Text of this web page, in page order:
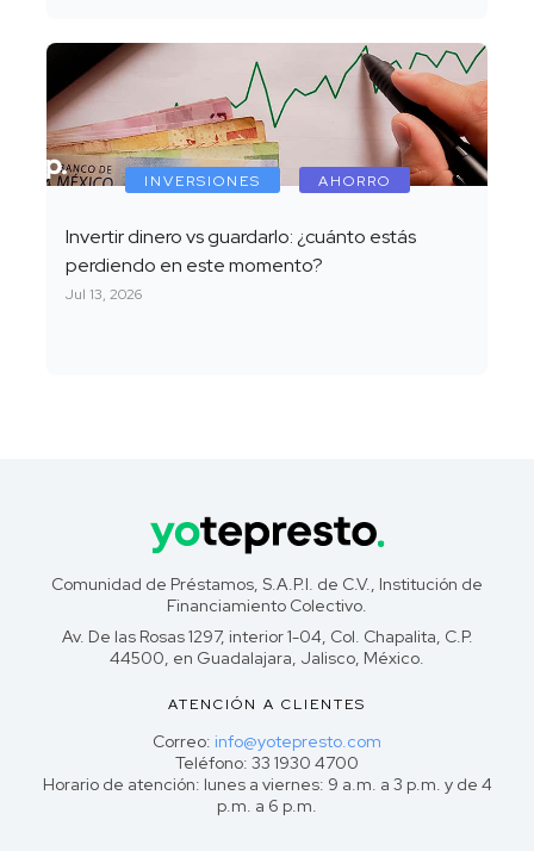
INVERSIONES AHORRO
Invertir dinero vs guardarlo: ¿cuánto estás
perdiendo en este momento?
Jul 13, 2026
Comunidad de Préstamos, S.A.P.I. de C.V., Institución de
Financiamiento Colectivo.
Av. De las Rosas 1297, interior 1-04, Col. Chapalita, C.P.
44500, en Guadalajara, Jalisco, México.
ATENCIÓN A CLIENTES
Correo: info@yotepresto.com
Teléfono: 33 1930 4700
Horario de atención: lunes a viernes: 9 a.m. a 3 p.m. y de 4
p.m. a 6 p.m.